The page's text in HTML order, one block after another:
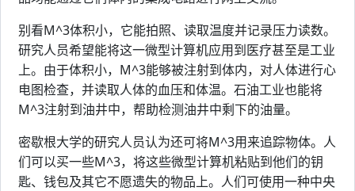
别看M^3体积小，它能拍照、读取温度并记录压力读数。
研究人员希望能将这一微型计算机应用到医疗甚至是工业
上。由于体积小，M^3能够被注射到体内，对人体进行心
电图检查，并读取人体的血压和体温。石油工业也能将
M^3注射到油井中，帮助检测油井中剩下的油量。
密歇根大学的研究人员认为还可将M^3用来追踪物体。人
们可以买一些M^3，将这些微型计算机粘贴到他们的钥
匙、钱包及其它不愿遗失的物品上。人们可使用一种中央